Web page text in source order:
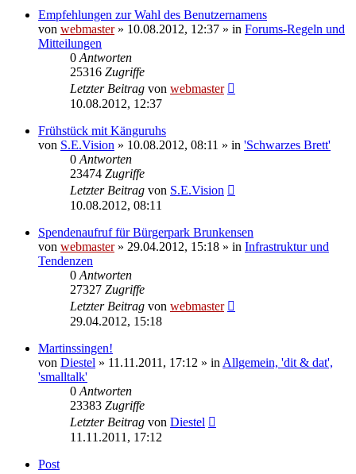
Empfehlungen zur Wahl des Benutzernamens
von webmaster» 10.08.2012, 12:37 » in Forums-Regeln und
Mitteilungen
0 Antworten
25316 Zugriffe
Letzter Beitrag von webmaster
10.08.2012, 12:37
Frühstück mit Känguruhs
von S.E.Vision » 10.08.2012, 08:11 » in 'Schwarzes Brett'
0 Antworten
23474 Zugriffe
Letzter Beitrag von S.E.Vision
10.08.2012, 08:11
Spendenaufruf für Bürgerpark Brunkensen
von webmaster» 29.04.2012, 15:18 » in Infrastruktur und
Tendenzen
0 Antworten
27327 Zugriffe
Letzter Beitrag von webmaster
29.04.2012, 15:18
Martinssingen!
von Diestel » 11.11.2011, 17:12 » in Allgemein, 'dit & dat',
'smalltalk'
0 Antworten
23383 Zugriffe
Letzter Beitrag von Diestel
11.11.2011, 17:12
Post